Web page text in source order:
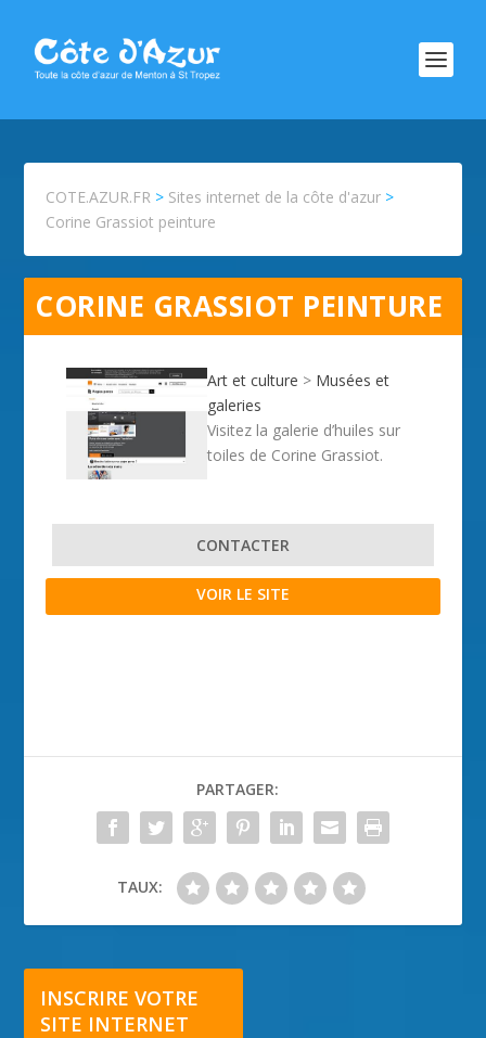
COTE.AZUR.FR > Sites internet de la côte d'azur >
Corine Grassiot peinture
CORINE GRASSIOT PEINTURE
Art et culture > Musées et
galeries
Visitez la galerie d’huiles sur
toiles de Corine Grassiot.
CONTACTER
VOIR LE SITE
PARTAGER:
TAUX:
INSCRIRE VOTRE
SITE INTERNET